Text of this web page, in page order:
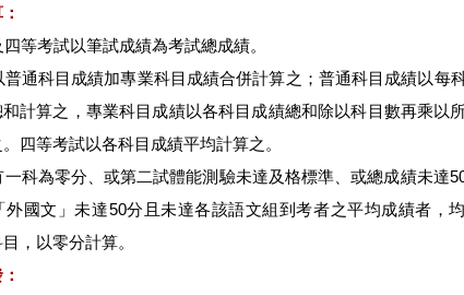
等考試以筆試成績為考試總成績。
普通科目成績加專業科目成績合併計算之；普通科目成績以每
和計算之，專業科目成績以各科目成績總和除以科目數再乘以
四等考試以各科目成績平均計算之。
一科為零分、或第二試體能測驗未達及格標準、或總成績未達
外國文」未達50分且未達各該語文組到考者之平均成績者，
，以零分計算。